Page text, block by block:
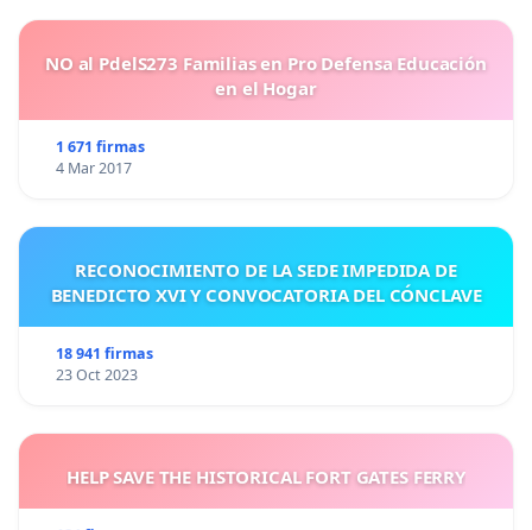
NO al PdelS273 Familias en Pro Defensa Educación
en el Hogar
1 671 firmas
4 Mar 2017
RECONOCIMIENTO DE LA SEDE IMPEDIDA DE
BENEDICTO XVI Y CONVOCATORIA DEL CÓNCLAVE
18 941 firmas
23 Oct 2023
HELP SAVE THE HISTORICAL FORT GATES FERRY